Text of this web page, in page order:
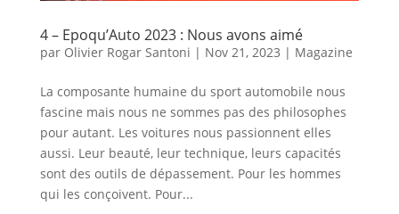
4 – Epoqu’Auto 2023 : Nous avons aimé
par Olivier Rogar Santoni | Nov 21, 2023 | Magazine
La composante humaine du sport automobile nous
fascine mais nous ne sommes pas des philosophes
pour autant. Les voitures nous passionnent elles
aussi. Leur beauté, leur technique, leurs capacités
sont des outils de dépassement. Pour les hommes
qui les conçoivent. Pour...